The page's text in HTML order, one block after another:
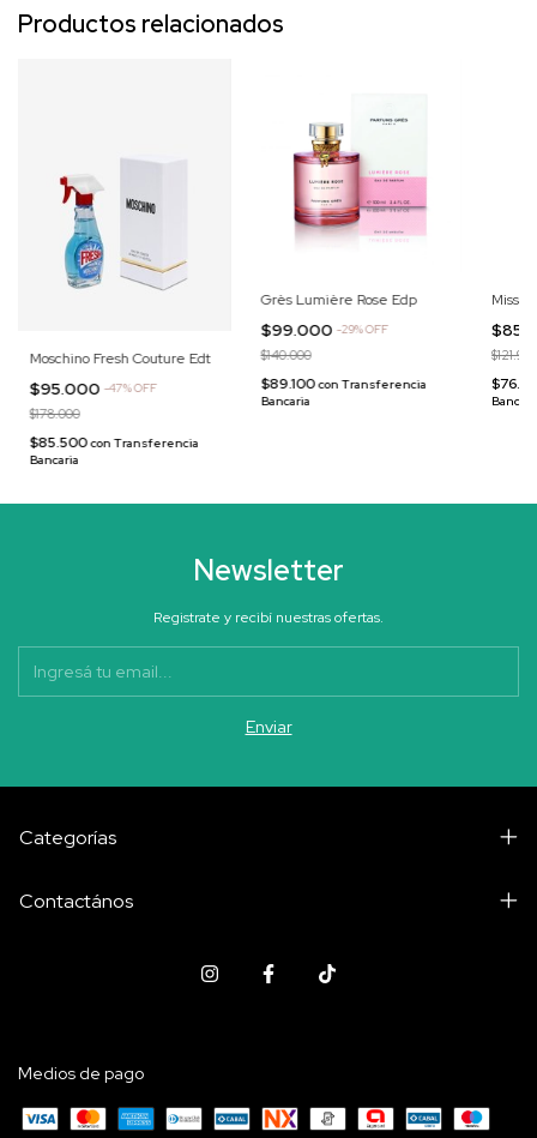
Productos relacionados
Moschino Fresh Couture Edt
$95.000 -47%OFF
$178.000
$85.500con Transferencia
Bancaria
Grès Lumière Rose Edp
$99.000 -29%OFF
$140.000
$89.100conTransferencia
Bancaria
Newsletter
Registrate y recibí nuestras ofertas.
Categorías
Contactános
Medios de pago